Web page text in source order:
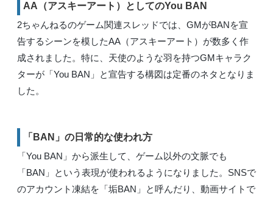
AA（アスキーアート）としてのYou BAN
2ちゃんねるのゲーム関連スレッドでは、GMがBANを宣
告するシーンを模したAA（アスキーアート）が数多く作
成されました。特に、天使のような羽を持つGMキャラク
ターが「You BAN」と宣告する構図は定番のネタとなりま
した。
「BAN」の日常的な使われ方
「You BAN」から派生して、ゲーム以外の文脈でも
「BAN」という表現が使われるようになりました。SNSで
のアカウント凍結を「垢BAN」と呼んだり、動画サイトで